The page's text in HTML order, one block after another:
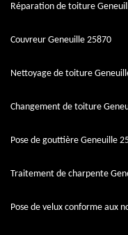
Réparation de toiture
Couvreur Geneuille 25870
Nettoyage de toiture
Changement de toiture
Pose de gouttière Geneuille
Traitement de charpente
Pose de velux conforme aux